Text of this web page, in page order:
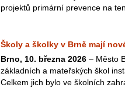
projektů primární prevence na
Školy a školky v Brně mají
Brno, 10. března 2026 – Město
základních a mateřských škol
Celkem jich bylo ve školních